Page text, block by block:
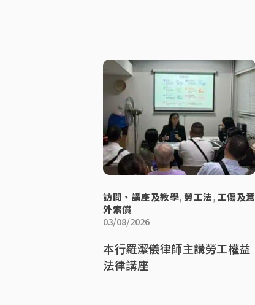
訪問、講座及教學,勞工法,工傷及意
外索償
03/08/2026
本行羅潔儀律師主講勞工權益
法律講座